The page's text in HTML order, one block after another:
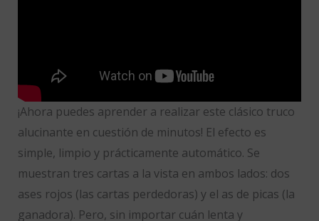
¡Ahora puedes aprender a realizar este clásico truco
alucinante en cuestión de minutos! El efecto es
simple, limpio y prácticamente automático. Se
muestran tres cartas a la vista en ambos lados: dos
ases rojos (las cartas perdedoras) y el as de picas (la
ganadora). Pero, sin importar cuán lenta y